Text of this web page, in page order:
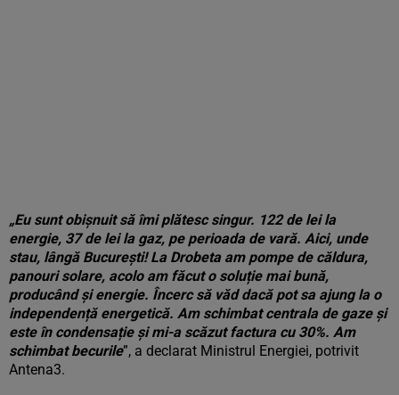
„Eu sunt obișnuit să îmi plătesc singur. 122 de lei la
energie, 37 de lei la gaz, pe perioada de vară. Aici, unde
stau, lângă București! La Drobeta am pompe de căldura,
panouri solare, acolo am făcut o soluție mai bună,
producând și energie. Încerc să văd dacă pot sa ajung la o
independență energetică. Am schimbat centrala de gaze și
este în condensație și mi-a scăzut factura cu 30%. Am
schimbat becurile”, a declarat Ministrul Energiei, potrivit
Antena3.